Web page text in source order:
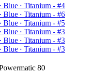
80